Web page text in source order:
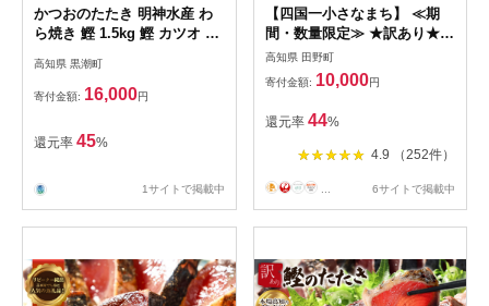
かつおのたたき 明神水産 わ
ら焼き 鰹 1.5kg 鰹 カツオ か
鰹のたたき かつおのタタキ
藁焼き わら焼き 魚 さかな 海
グルメ 特産品 ご当地 本場 高
知 黒潮町 ギフト 贈答品 人気
高知県産 土佐名物 高知県 食
卓 ご飯のお供 父の日 プレゼ
ント ギフト[1697]
高知県 黒潮町
寄付金額: 16,000円
還元率 45%
1サイトで掲載中
【四国一小さなまち】 ≪期
間・数量限定≫ ★訳あり★
高知県産カツオのわら焼きタ
タキ（自家製タレ付）１.８ｋ
ｇ
高知県 田野町
寄付金額: 10,000円
還元率 44%
4.9 （252件）
6サイトで掲載中